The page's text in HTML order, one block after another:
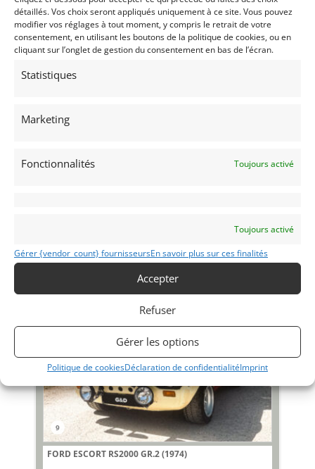
détaillés. Vos choix seront appliqués uniquement à ce site. Vous pouvez
modifier vos réglages à tout moment, y compris le retrait de votre
consentement, en utilisant les boutons de la politique de cookies, ou en
cliquant sur l’onglet de gestion du consentement en bas de l’écran.
Statistiques
Marketing
Fonctionnalités Toujours activé
Toujours activé
Gérer {vendor_count} fournisseursEn savoir plus sur ces finalités
Accepter
Refuser
Gérer les options
Politique de cookiesDéclaration de confidentialitéImprint
22 août 2023
1 141 vues
9
FORD ESCORT RS2000 GR.2 (1974)